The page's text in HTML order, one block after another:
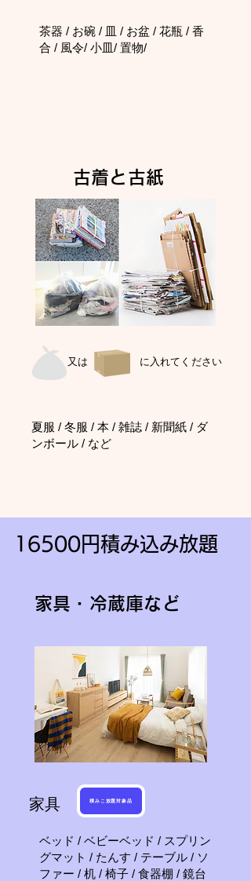
茶器 / お碗 / 皿 / お盆 / 花瓶 / 香
合 / 風令/ 小皿/ 置物/
古着と古紙
又は に入れてください
夏服 / 冬服 / 本 / 雑誌 / 新聞紙 / ダ
ンボール / など
16500円積み込み放題
家具・冷蔵庫など
家具 積みこ放題対象品
ベッド / ベビーベッド / スプリン
グマット / たんす / テーブル / ソ
ファー / 机 / 椅子 / 食器棚 / 鏡台